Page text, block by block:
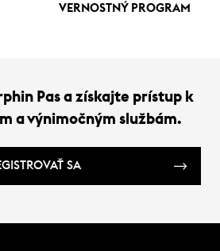
VERNOSTNÝ PROGRAM
Pas a získajte prístup k
a výnimočným službám.
SA